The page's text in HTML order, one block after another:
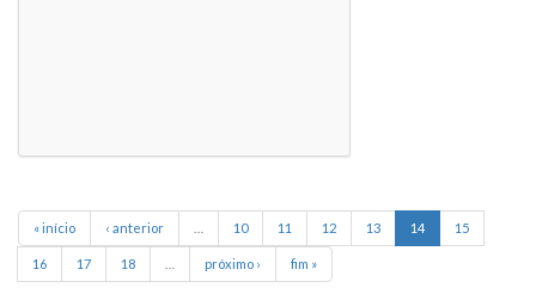
« início ‹ anterior 10 11 12 13 14 15
16 17 18 próximo › fim »